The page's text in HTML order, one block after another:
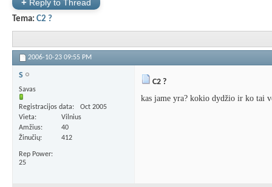
+ Reply to Thread
Tema: C2 ?
2006-10-23 09:55 PM
S
Savas
Registracijos data
Oct 2005
Vieta
Vilnius
Amžius
40
Žinučių
412
Rep Power
25
C2 ?
kas jame yra? kokio dydžio ir ko tai